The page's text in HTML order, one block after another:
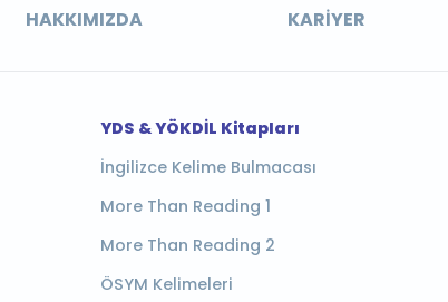
HAKKIMIZDA KARIYER
YDS & YÖKDİL Kitapları
İngilizce Kelime Bulmacası
More Than Reading 1
More Than Reading 2
ÖSYM Kelimeleri